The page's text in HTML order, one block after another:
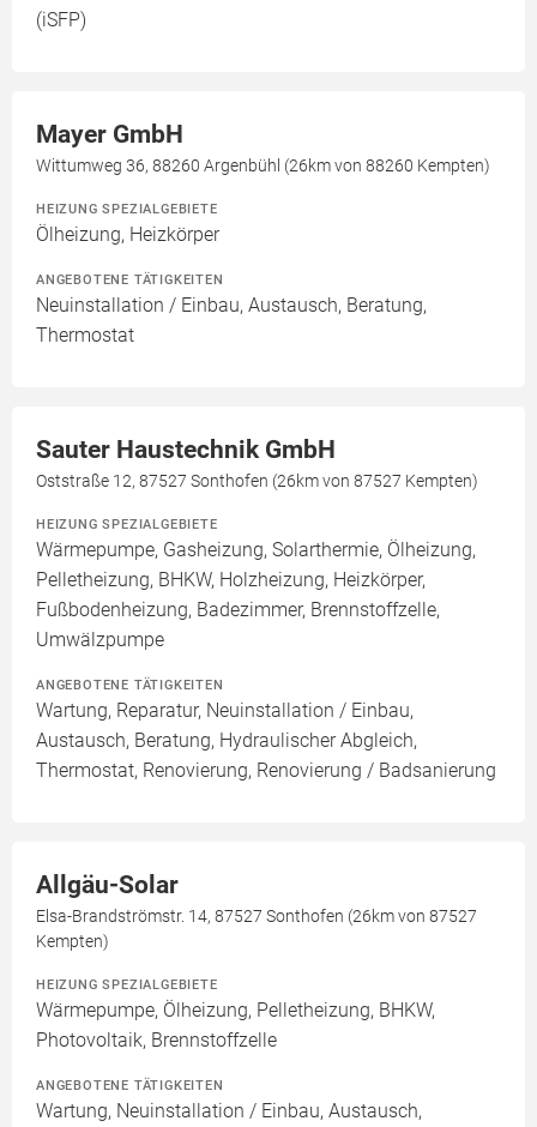
(iSFP)
Mayer GmbH
Wittumweg 36, 88260 Argenbühl (26km von 88260 Kempten)
HEIZUNG SPEZIALGEBIETE
Ölheizung, Heizkörper
ANGEBOTENE TÄTIGKEITEN
Neuinstallation / Einbau, Austausch, Beratung,
Thermostat
Sauter Haustechnik GmbH
Oststraße 12, 87527 Sonthofen (26km von 87527 Kempten)
HEIZUNG SPEZIALGEBIETE
Wärmepumpe, Gasheizung, Solarthermie, Ölheizung,
Pelletheizung, BHKW, Holzheizung, Heizkörper,
Fußbodenheizung, Badezimmer, Brennstoffzelle,
Umwälzpumpe
ANGEBOTENE TÄTIGKEITEN
Wartung, Reparatur, Neuinstallation / Einbau,
Austausch, Beratung, Hydraulischer Abgleich,
Thermostat, Renovierung, Renovierung / Badsanierung
Allgäu-Solar
Elsa-Brandströmstr. 14, 87527 Sonthofen (26km von 87527
Kempten)
HEIZUNG SPEZIALGEBIETE
Wärmepumpe, Ölheizung, Pelletheizung, BHKW,
Photovoltaik, Brennstoffzelle
ANGEBOTENE TÄTIGKEITEN
Wartung, Neuinstallation / Einbau, Austausch,